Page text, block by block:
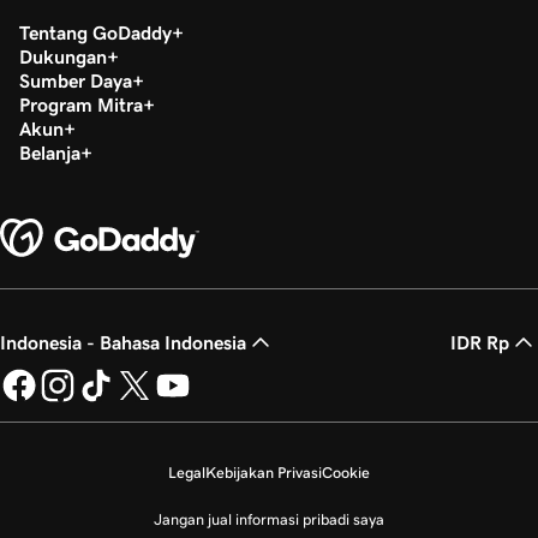
Pelajaran 25 (dari 25)
Transfer domain saya ke GoDaddy
Tentang GoDaddy
Dukungan
Sumber Daya
Program Mitra
Akun
Belanja
Indonesia - Bahasa Indonesia IDR Rp
LegalKebijakan PrivasiCookie
Jangan jual informasi pribadi saya